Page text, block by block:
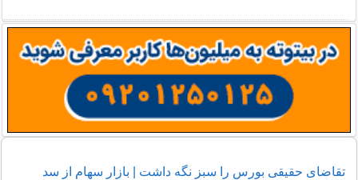
تقاضای حقیقی بورس را سبز نگه داشت | بازار سهام از سد